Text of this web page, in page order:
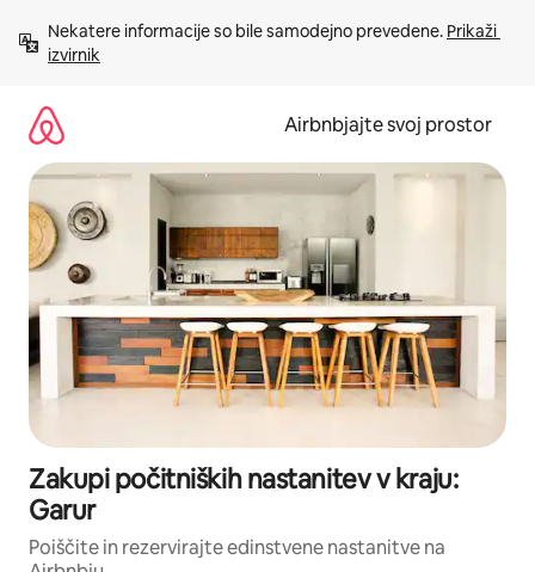
vsebino
Nekatere informacije so bile samodejno prevedene. Prikaži
izvirnik
Airbnbjajte svoj prostor
Zakupi počitniških nastanitev v kraju:
Garur
Poiščite in rezervirajte edinstvene nastanitve na